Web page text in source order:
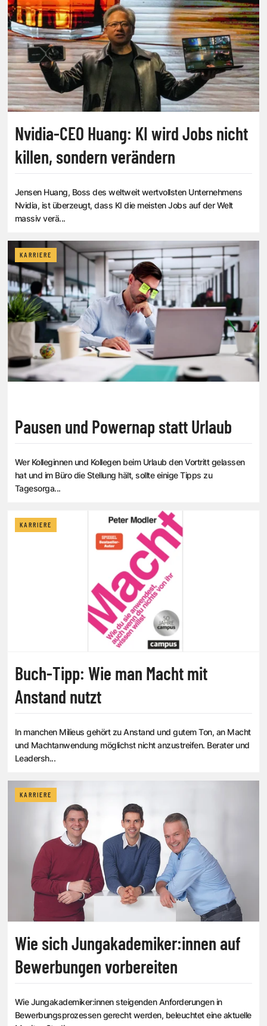
Nvidia-CEO Huang: KI wird Jobs nicht
killen, sondern verändern
Jensen Huang, Boss des weltweit wertvollsten Unternehmens
Nvidia, ist überzeugt, dass KI die meisten Jobs auf der Welt
massiv verä...
KARRIERE
Pausen und Powernap statt Urlaub
Wer Kolleginnen und Kollegen beim Urlaub den Vortritt gelassen
hat und im Büro die Stellung hält, sollte einige Tipps zu
Tagesorga...
KARRIERE
Buch-Tipp: Wie man Macht mit
Anstand nutzt
In manchen Milieus gehört zu Anstand und gutem Ton, an Macht
und Machtanwendung möglichst nicht anzustreifen. Berater und
Leadersh...
KARRIERE
Wie sich Jungakademiker:innen auf
Bewerbungen vorbereiten
Wie Jungakademiker:innen steigenden Anforderungen in
Bewerbungsprozessen gerecht werden, beleuchtet eine aktuelle